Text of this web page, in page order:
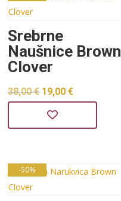
Srebrne
Naušnice Brown
Clover
38,00€ Izvorna
cijena
bila
38,00 €.
19,00€
je:
-50%